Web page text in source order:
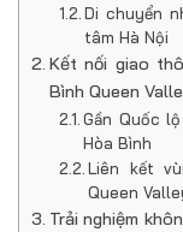
Di chuyển
tâm Hà Nội
Kết nối giao
Bình Queen
Gần Quốc
Hòa Bình
Liên kết
Queen
Trải nghiệm